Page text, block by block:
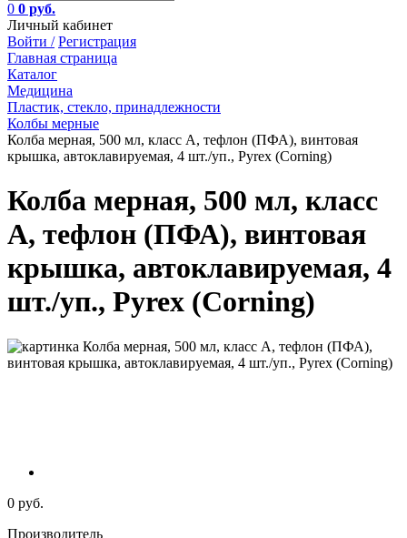
0 0 руб.
Личный кабинет
Войти / Регистрация
Главная страница
Каталог
Медицина
Пластик, стекло, принадлежности
Колбы мерные
Колба мерная, 500 мл, класс А, тефлон (ПФА), винтовая
крышка, автоклавируемая, 4 шт./уп., Pyrex (Corning)
Колба мерная, 500 мл, класс
А, тефлон (ПФА), винтовая
крышка, автоклавируемая, 4
шт./уп., Pyrex (Corning)
0 руб.
Производитель